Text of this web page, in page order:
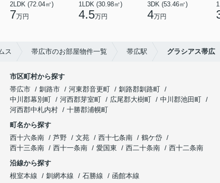
2LDK (72.04㎡)
7万円
1LDK (30.98㎡)
4.5万円
3DK (53.46㎡)
4万円
ス 帯広市のお部屋物件一覧 帯広駅 グラシアス帯広
市区町村から探す
帯広市
釧路市 河東郡音更町
釧路郡釧路町
中川郡幕別町
河西郡芽室町 広尾郡大樹町
中川郡池田町
河西郡中札内村
十勝郡浦幌町
町名から探す
西十六条南
芦野 文苑 西十七条南
鶴ケ岱
西十三条南
西十一条南 愛国東 西二十条南
西十二条南
沿線から探す
根室本線
釧網本線 石勝線
函館本線